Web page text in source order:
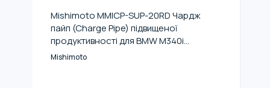
Mishimoto MMICP-SUP-20RD Чардж
пайп (Charge Pipe) підвищеної
продуктивності для BMW M340i
(G20)/Z4 (G29) 3.0L 2019+ (Червоний)
Mishimoto